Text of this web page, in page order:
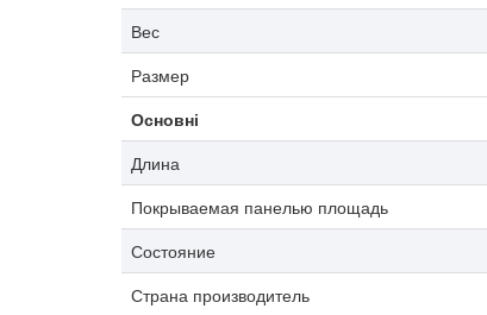
Вес
Размер
Основні
Длина
Покрываемая панелью площадь
Состояние
Страна производитель